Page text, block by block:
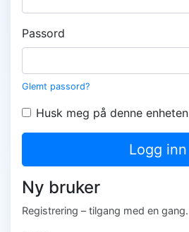
Passord
Glemt passord?
Husk meg på denne enheten
Logg inn
Ny bruker
Registrering – tilgang med en gang.